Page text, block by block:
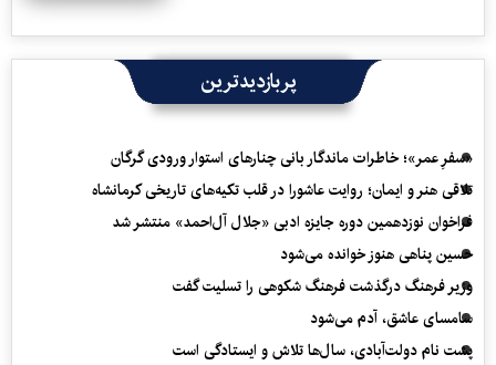
پربازدیدترین
«سفرِ عمر»؛ خاطرات ماندگار بانی چنارهای استوار ورودی گرگان
تلاقی هنر و ایمان؛ روایت عاشورا در قلب تکیه‌های تاریخی کرمانشاه
فراخوان نوزدهمین دوره جایزه ادبی «جلال آل‌احمد» منتشر شد
حسین پناهی هنوز خوانده می‌شود
وزیر فرهنگ درگذشت فرهنگ شکوهی را تسلیت گفت
سامسای عاشق، آدم می‌شود
پشت نام دولت‌آبادی، سال‌ها تلاش و ایستادگی است